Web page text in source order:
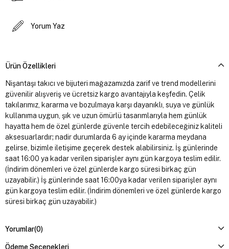
Yorum Yaz
Ürün Özellikleri
Nişantaşı takıcı ve bijuteri mağazamızda zarif ve trend modellerini
güvenilir alışveriş ve ücretsiz kargo avantajıyla keşfedin. Çelik
takılarımız, kararma ve bozulmaya karşı dayanıklı, suya ve günlük
kullanıma uygun, şık ve uzun ömürlü tasarımlarıyla hem günlük
hayatta hem de özel günlerde güvenle tercih edebileceğiniz kaliteli
aksesuarlardır; nadir durumlarda 6 ay içinde kararma meydana
gelirse, bizimle iletişime geçerek destek alabilirsiniz. İş günlerinde
saat 16:00 ya kadar verilen siparişler aynı gün kargoya teslim edilir.
(İndirim dönemleri ve özel günlerde kargo süresi birkaç gün
uzayabilir.) İş günlerinde saat 16:00ya kadar verilen siparişler aynı
gün kargoya teslim edilir. (İndirim dönemleri ve özel günlerde kargo
süresi birkaç gün uzayabilir.)
Yorumlar(0)
Ödeme Seçenekleri